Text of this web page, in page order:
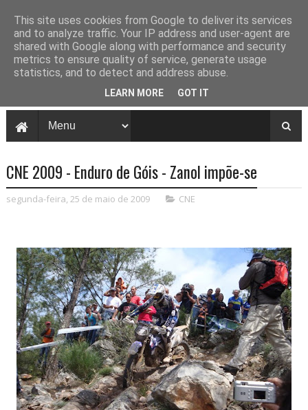
CNE 2009 - Enduro de Góis - Zanol impõe-se
segunda-feira, 25 de maio de 2009 CNE
This site uses cookies from Google to deliver its services
and to analyze traffic. Your IP address and user-agent are
shared with Google along with performance and security
metrics to ensure quality of service, generate usage
statistics, and to detect and address abuse.
LEARN MORE GOT IT